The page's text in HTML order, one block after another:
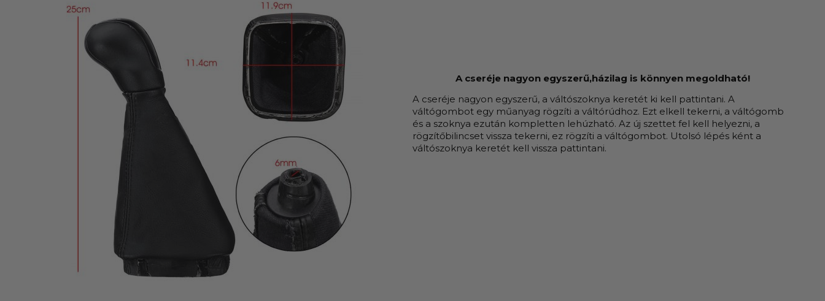
A cseréje nagyon egyszerű,házilag is könnyen megoldható!
A cseréje nagyon egyszerű, a váltószoknya keretét ki kell pattintani. A
váltógombot egy műanyag rögzíti a váltórúdhoz. Ezt elkell tekerni, a váltógomb
és a szoknya ezután kompletten lehúzható. Az új szettet fel kell helyezni, a
rögzítőbilincset vissza tekerni, ez rögzíti a váltógombot. Utolsó lépés ként a
váltószoknya keretét kell vissza pattintani.